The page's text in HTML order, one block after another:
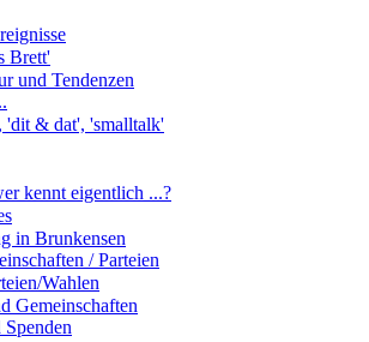
Brett'
und Tendenzen
& dat', 'smalltalk'
kennt eigentlich ...?
in Brunkensen
/ Parteien
Wahlen
Gemeinschaften